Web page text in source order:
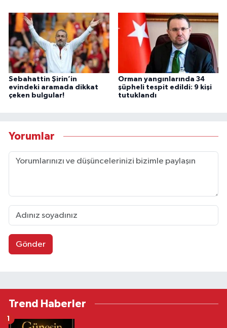
Sebahattin Şirin’in
evindeki aramada dikkat
çeken bulgular!
Orman yangınlarında 34
şüpheli tespit edildi: 9 kişi
tutuklandı
Yorumlar
Gönder
Trend Haberler
1